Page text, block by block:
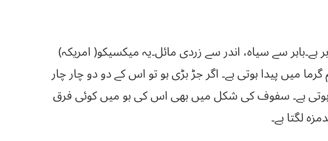
سے سیاہ، اندر سے زردی مائل۔یہ میکسیکو( امریکہ)
میں پیدا ہوتی ہے۔ اگر جڑ بڑی ہو تو اس کے دو دو چار چار
ہوتی ہے۔ سفوف کی شکل میں بھی اس کی بو میں کوئی فرق
لگتا ہے۔